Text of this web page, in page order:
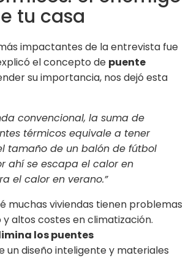
tu casa
impactantes de la entrevista fue
el concepto de puente
su importancia, nos dejó esta
convencional, la suma de
térmicos equivale a tener
tamaño de un balón de fútbol
ahí se escapa el calor en
el calor en verano.”
muchas viviendas tienen problemas
altos costes en climatización.
los puentes
un diseño inteligente y materiales